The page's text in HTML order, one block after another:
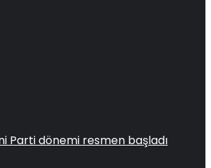
Parti dönemi resmen başladı